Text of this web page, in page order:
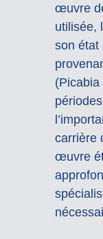
œuvre
utilisée,
son état
carrière
œuvre